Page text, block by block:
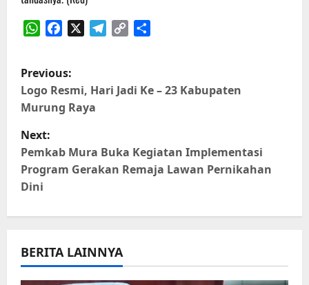
P
o
s
t
n
a
v
i
Previous:
Logo Resmi, Hari Jadi Ke – 23 Kabupaten
Murung Raya
Next:
Pemkab Mura Buka Kegiatan Implementasi
Program Gerakan Remaja Lawan Pernikahan
Dini
BERITA LAINNYA